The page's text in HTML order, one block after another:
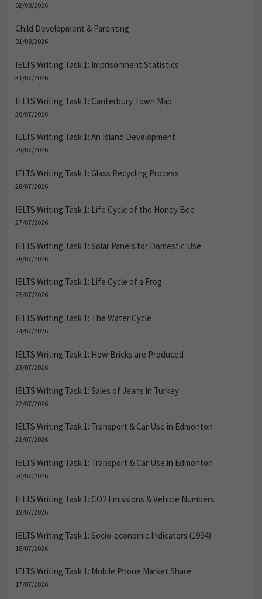
02/08/2026
Child Development & Parenting
01/08/2026
IELTS Writing Task 1: Imprisonment Statistics
31/07/2026
IELTS Writing Task 1: Canterbury Town Map
30/07/2026
IELTS Writing Task 1: An Island Development
29/07/2026
IELTS Writing Task 1: Glass Recycling Process
28/07/2026
IELTS Writing Task 1: Life Cycle of the Honey Bee
27/07/2026
IELTS Writing Task 1: Solar Panels for Domestic Use
26/07/2026
IELTS Writing Task 1: Life Cycle of a Frog
25/07/2026
IELTS Writing Task 1: The Water Cycle
24/07/2026
IELTS Writing Task 1: How Bricks are Produced
23/07/2026
IELTS Writing Task 1: Sales of Jeans in Turkey
22/07/2026
IELTS Writing Task 1: Transport & Car Use in Edmonton
21/07/2026
IELTS Writing Task 1: Transport & Car Use in Edmonton
20/07/2026
IELTS Writing Task 1: CO2 Emissions & Vehicle Numbers
19/07/2026
IELTS Writing Task 1: Socio-economic Indicators (1994)
18/07/2026
IELTS Writing Task 1: Mobile Phone Market Share
17/07/2026